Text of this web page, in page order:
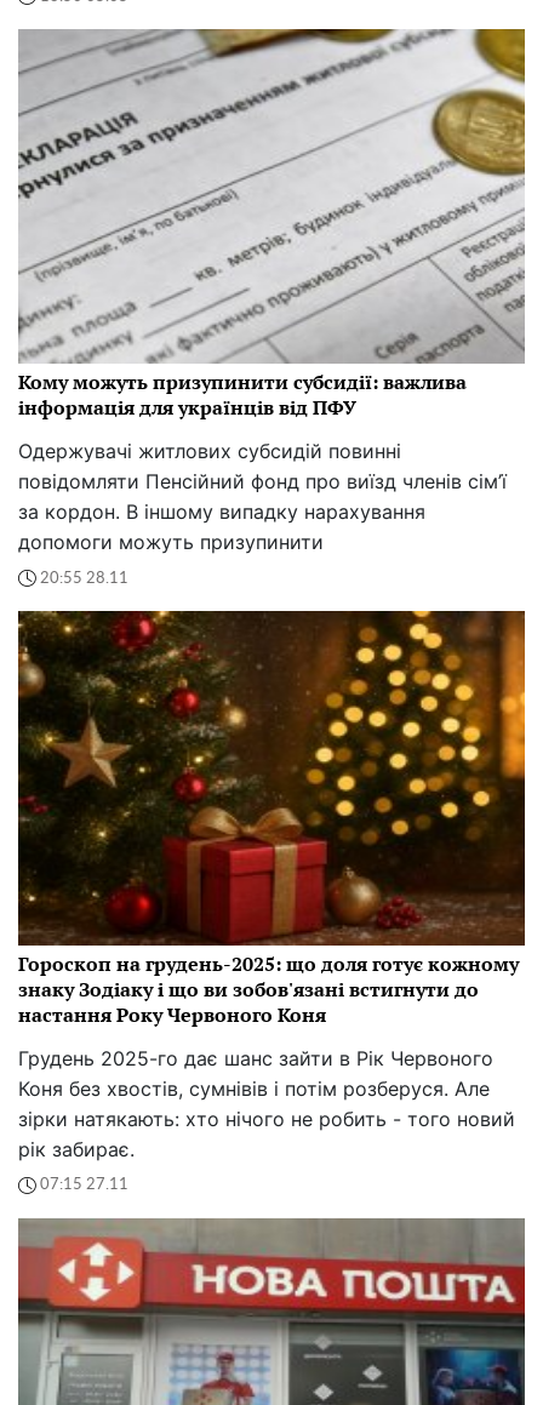
Кому можуть призупинити субсидії: важлива
інформація для українців від ПФУ
Одержувачі житлових субсидій повинні
повідомляти Пенсійний фонд про виїзд членів сім’ї
за кордон. В іншому випадку нарахування
допомоги можуть призупинити
20:55 28.11
Гороскоп на грудень-2025: що доля готує кожному
знаку Зодіаку і що ви зобов'язані встигнути до
настання Року Червоного Коня
Грудень 2025-го дає шанс зайти в Рік Червоного
Коня без хвостів, сумнівів і потім розберуся. Але
зірки натякають: хто нічого не робить - того новий
рік забирає.
07:15 27.11